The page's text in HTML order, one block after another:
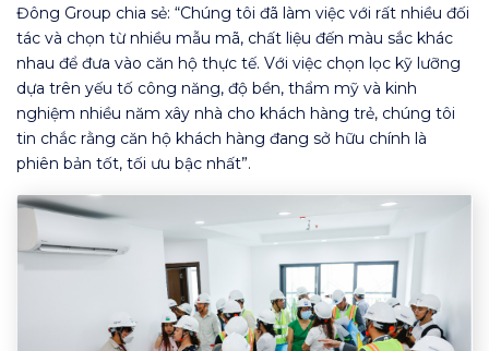
Đông Group chia sẻ: “Chúng tôi đã làm việc với rất nhiều đối
tác và chọn từ nhiều mẫu mã, chất liệu đến màu sắc khác
nhau để đưa vào căn hộ thực tế. Với việc chọn lọc kỹ lưỡng
dựa trên yếu tố công năng, độ bền, thẩm mỹ và kinh
nghiệm nhiều năm xây nhà cho khách hàng trẻ, chúng tôi
tin chắc rằng căn hộ khách hàng đang sở hữu chính là
phiên bản tốt, tối ưu bậc nhất”.